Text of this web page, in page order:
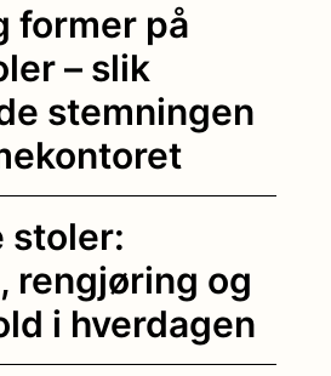
former på
– slik
stemningen
stoler:
rengjøring og
i hverdagen